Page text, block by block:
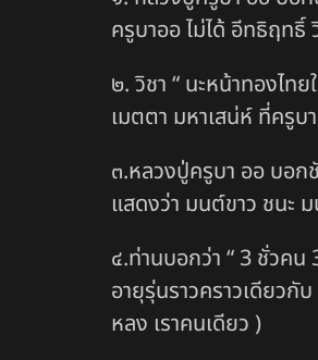
ครูบาออ ไม่ได้ อีทธิฤทธิ์
๒. วิชา “ นะหน้าทองไท
เมตตา มหาเสน่ห์ ที่ครูบ
๓.หลวงปู่ครูบา ออ บอก
แสดงว่า มนต์ขาว ชนะ
๔.ท่านบอกว่า “ 3 ชั่วค
อายุรุ่นราวคราวเดียว
หลง เราคนเดียว )